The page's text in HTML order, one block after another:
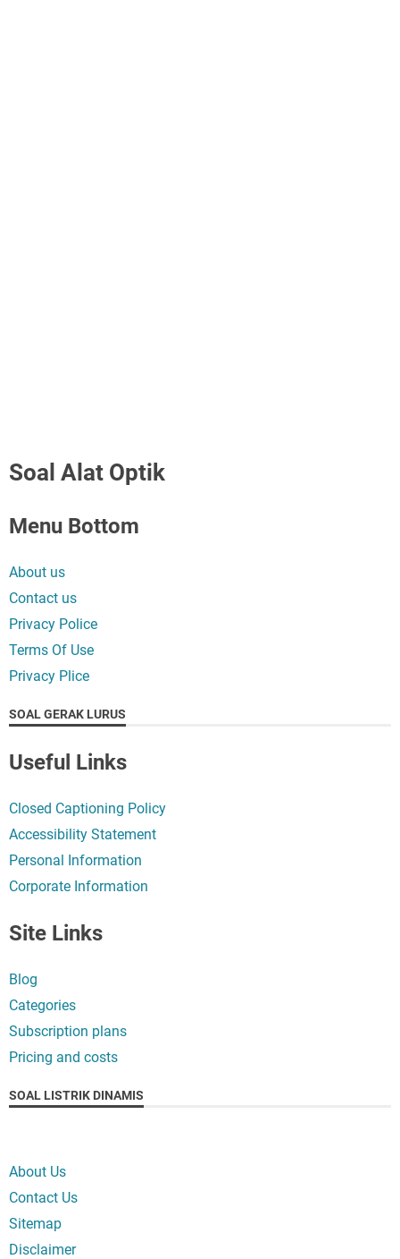
Soal Alat Optik
Menu Bottom
About us
Contact us
Privacy Police
Terms Of Use
Privacy Plice
SOAL GERAK LURUS
Useful Links
Closed Captioning Policy
Accessibility Statement
Personal Information
Corporate Information
Site Links
Blog
Categories
Subscription plans
Pricing and costs
SOAL LISTRIK DINAMIS
About Us
Contact Us
Sitemap
Disclaimer